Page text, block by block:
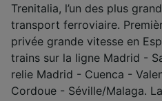
Trenitalia, l’un des plus
transport ferroviaire.
privée grande vitesse en
trains sur la ligne Madrid -
relie Madrid - Cuenca -
Cordoue - Séville/Malaga.